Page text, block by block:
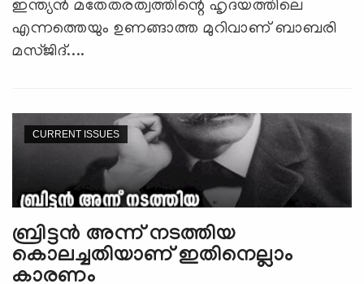
ഇന്ത്യന്‍ മതേതരത്വത്തിന്റെ ഹൃദയത്തിലെ
എന്നത്തെയും ഉണങ്ങാത്ത മുറിവാണ് ബാബരി
മസ്ജിദ്....
CURRENT ISSUES
ബ്രിട്ടന്‍ അന്ന് നടത്തിയ
കൊലച്ചതിയാണ് ഇതിനെല്ലാം
കാരണം